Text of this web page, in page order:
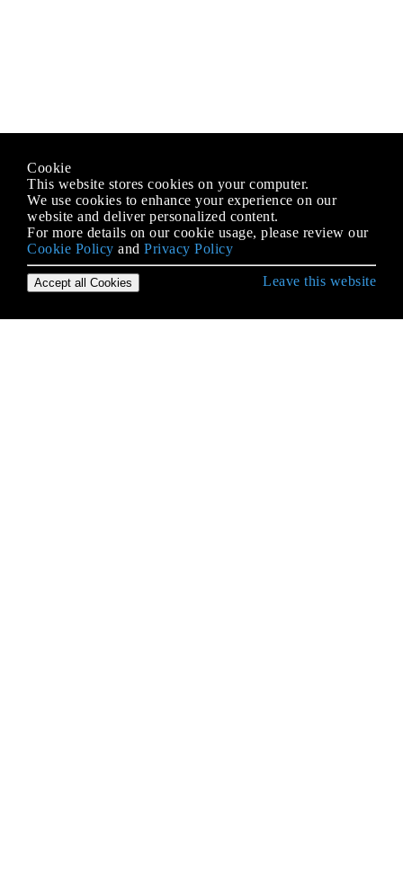
Cookie
This website stores cookies on your computer.
We use cookies to enhance your experience on our
website and deliver personalized content.
For more details on our cookie usage, please review our
Cookie Policy and Privacy Policy
Accept all Cookies Leave this website